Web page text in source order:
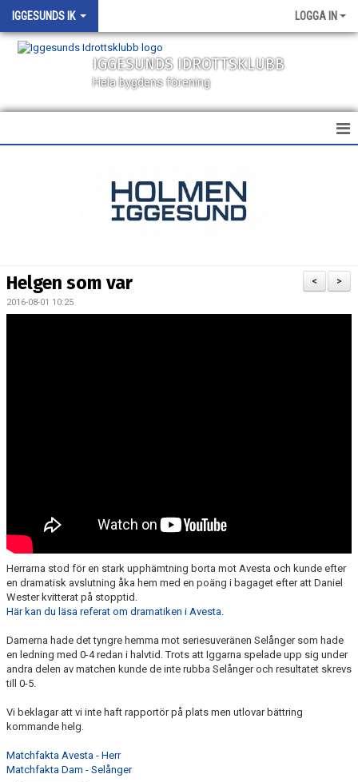
IGGESUNDS IK LOGGA IN
IGGESUNDS IDROTTSKLUBB
Hela bygdens förening
VÅRA LAG
>
<
Helgen som var
2016-08-01 10:25
Herrarna stod för en stark upphämtning borta mot Avesta och kunde efter
en dramatisk avslutning åka hem med en poäng i bagaget efter att Daniel
Wester kvitterat på stopptid.
Här kan du läsa referat om dramatiken i Avesta.
Damerna hade det tyngre hemma mot seriesuveränen Selånger som hade
en ledning med 0-4 redan i halvtid. Trots att Iggarna spelade upp sig under
andra delen av matchen kunde de inte rubba Selånger och resultatet skrevs
till 0-5.
Vi beklagar att vi inte haft rapportör på plats men utlovar bättring
kommande helg.
Matchfakta Avesta - Herr
Matchfakta Dam - Selånger